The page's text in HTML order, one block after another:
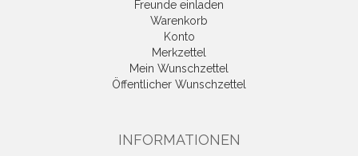
Freunde einladen
Warenkorb
Konto
Merkzettel
Mein Wunschzettel
Öffentlicher Wunschzettel
INFORMATIONEN